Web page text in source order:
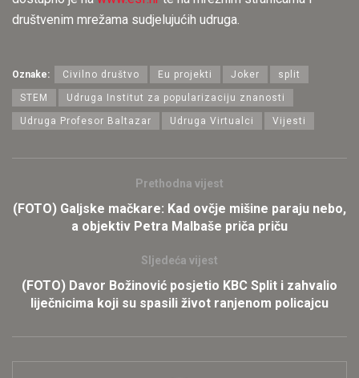
društvenim mrežama sudjelujućih udruga.
Oznake: Civilno društvo Eu projekti Joker split
STEM Udruga Institut za popularizaciju znanosti
Udruga Profesor Baltazar Udruga Virtualci Vijesti
Prethodna vijest
(FOTO) Galjske mačkare: Kad ovčje mišine paraju nebo,
a objektiv Petra Malbaše priča priču
Sljedeća vijest
(FOTO) Davor Božinović posjetio KBC Split i zahvalio
liječnicima koji su spasili život ranjenom policajcu